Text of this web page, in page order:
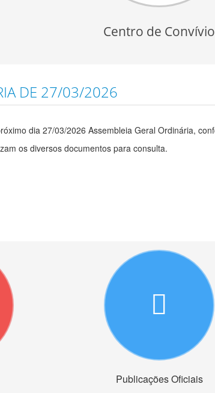
Centro de Convívio
DE 27/03/2026
dia 27/03/2026 Assembleia Geral Ordinária,
os diversos documentos para consulta.
Publicações Oficiais